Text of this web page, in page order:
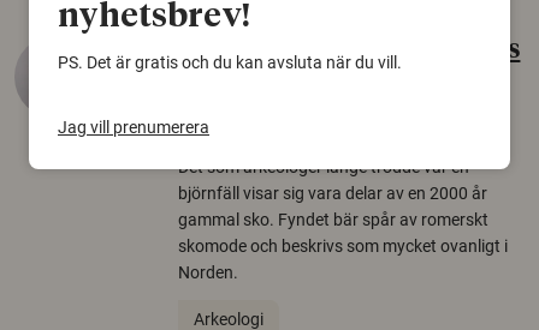
Gammalt skinn var Sveriges
22 juni 2026
Det som arkeologer länge trodde var en
björnfäll visar sig vara delar av en 2000 år
gammal sko. Fyndet bär spår av romerskt
skomode och beskrivs som mycket ovanligt i
Norden.
Arkeologi
nyhetsbrev!
PS. Det är gratis och du kan avsluta när du vill.
Jag vill prenumerera